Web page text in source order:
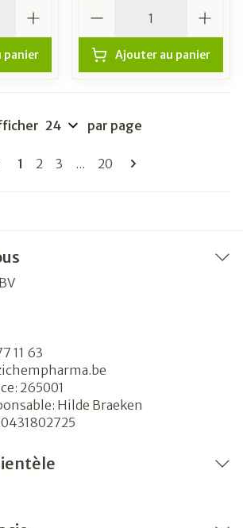
panier Ajouter au panier
Pages
Vous lisez actuellement la page
1 Page
2 Page
3 ... Page
20
par page
11 63
265001
Hilde Braeken